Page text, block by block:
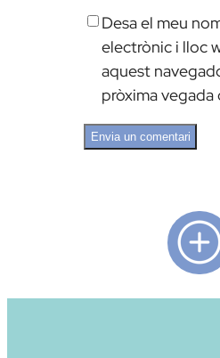
Desa el meu
electrònic i lloc
aquest
pròxima